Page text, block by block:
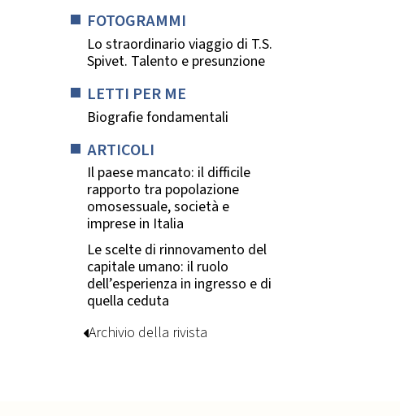
FOTOGRAMMI
Lo straordinario viaggio di T.S.
Spivet. Talento e presunzione
LETTI PER ME
Biografie fondamentali
ARTICOLI
Il paese mancato: il difficile
rapporto tra popolazione
omosessuale, società e
imprese in Italia
Le scelte di rinnovamento del
capitale umano: il ruolo
dell’esperienza in ingresso e di
quella ceduta
Archivio della rivista